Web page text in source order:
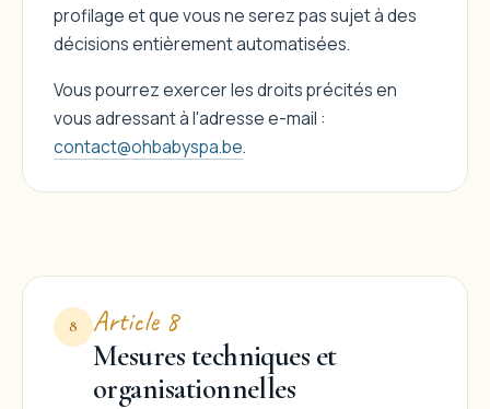
profilage et que vous ne serez pas sujet à des
décisions entièrement automatisées.
Vous pourrez exercer les droits précités en
vous adressant à l'adresse e-mail :
contact@ohbabyspa.be.
8
Article 8
Mesures techniques et
organisationnelles